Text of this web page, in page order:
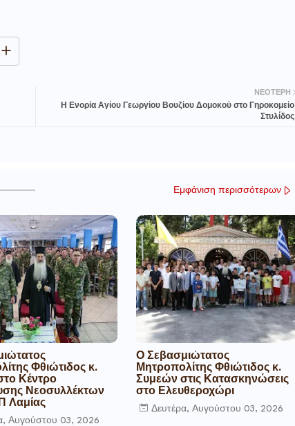
ΝΕΌΤΕΡΗ
Η Ενορία Αγίου Γεωργίου Βουζίου Δομοκού στο Γηροκομείο
Στυλίδος
Εμφάνιση περισσότερων
Φθιώτιδος κ.
Κέντρο
Νεοσυλλέκτων
Λαμίας
Αυγούστου 03, 2026
Ο Σεβασμιώτατος
Μητροπολίτης Φθιώτιδος κ.
Συμεών στις Κατασκηνώσεις
στο Ελευθεροχώρι
Δευτέρα, Αυγούστου 03, 2026